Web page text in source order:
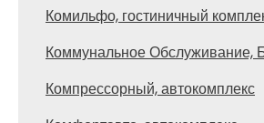
Комильфо, гостиничный
Коммунальное Обслуживание,
Компрессорный, автокомплекс